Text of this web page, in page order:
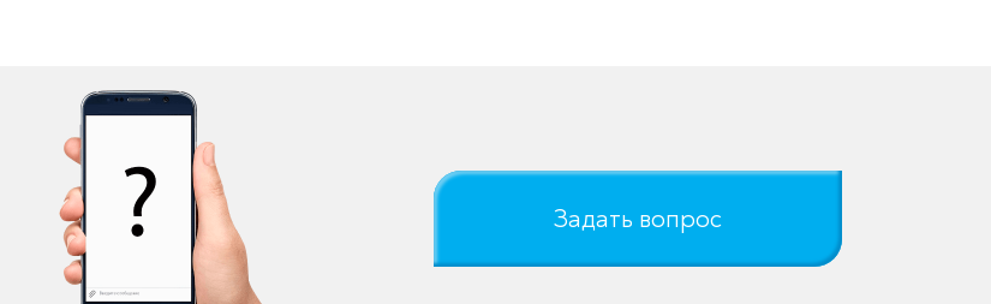
Задать вопрос